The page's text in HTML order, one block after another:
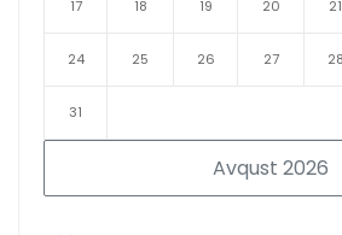
Avqust 2026
17 18 19 20 21
24 25 26 27 28
31